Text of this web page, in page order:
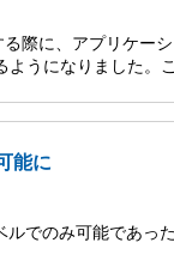
際に、アプリケー
ようになりました。
能に
でのみ可能であっ